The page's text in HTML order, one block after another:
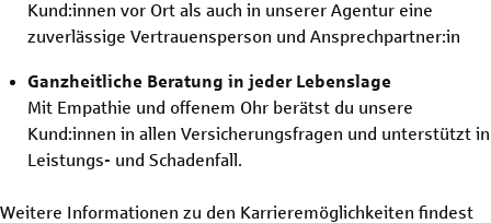
Kund:innen vor Ort als auch in unserer Agentur eine
zuverlässige Vertrauensperson und Ansprechpartner:in
Ganzheitliche Beratung in jeder Lebenslage
Mit Empathie und offenem Ohr berätst du unsere
Kund:innen in allen Versicherungsfragen und unterstützt in
Leistungs- und Schadenfall.
Weitere Informationen zu den Karrieremöglichkeiten findest